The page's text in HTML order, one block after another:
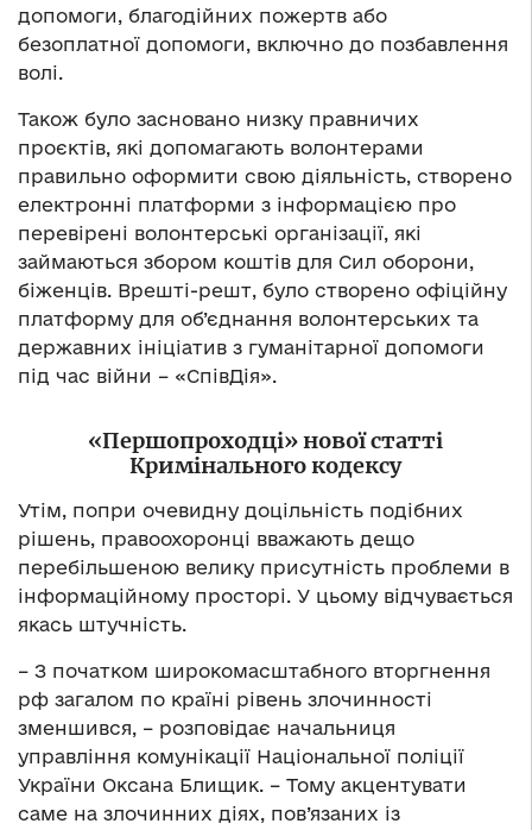
допомоги, благодійних пожертв або
безоплатної допомоги, включно до позбавлення
волі.
Також було засновано низку правничих
проєктів, які допомагають волонтерами
правильно оформити свою діяльність, створено
електронні платформи з інформацією про
перевірені волонтерські організації, які
займаються збором коштів для Сил оборони,
біженців. Врешті-решт, було створено офіційну
платформу для об’єднання волонтерських та
державних ініціатив з гуманітарної допомоги
під час війни – «СпівДія».
«Першопроходці» нової статті
Кримінального кодексу
Утім, попри очевидну доцільність подібних
рішень, правоохоронці вважають дещо
перебільшеною велику присутність проблеми в
інформаційному просторі. У цьому відчувається
якась штучність.
– З початком широкомасштабного вторгнення
рф загалом по країні рівень злочинності
зменшився, – розповідає начальниця
управління комунікації Національної поліції
України Оксана Блищик. – Тому акцентувати
саме на злочинних діях, пов’язаних із